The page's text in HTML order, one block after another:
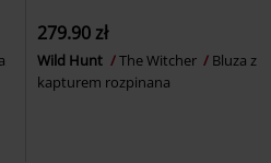
279.90 zł
Wild Hunt The Witcher
Bluza z
kapturem rozpinana